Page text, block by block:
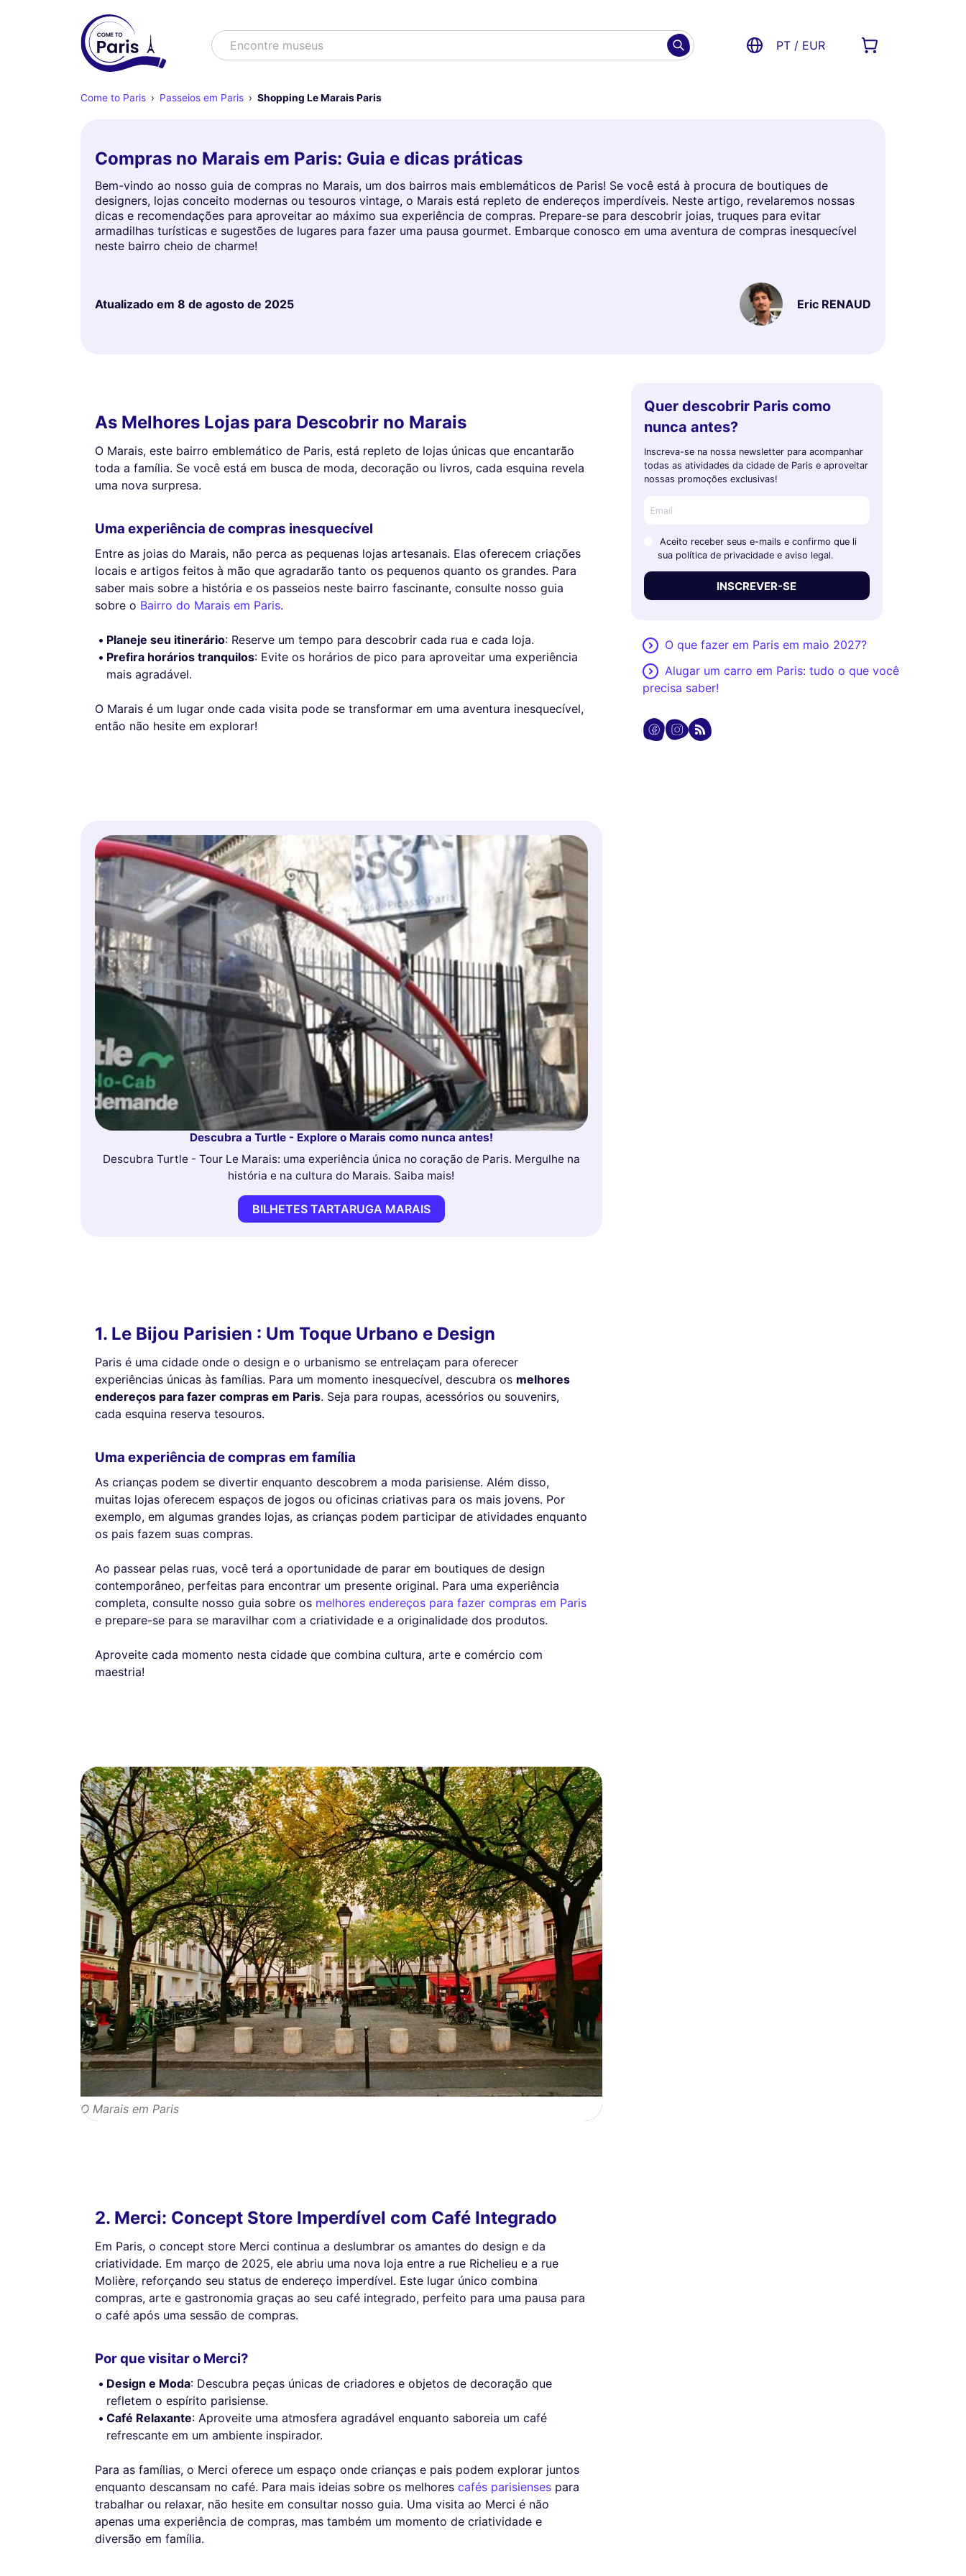
BuscarEncontre museus PT / EUR
Come to Paris Passeios em Paris Shopping Le Marais Paris
Compras no Marais em Paris: Guia e dicas práticas
Bem-vindo ao nosso guia de compras no Marais, um dos bairros mais emblemáticos de Paris! Se você está à procura de boutiques de
designers, lojas conceito modernas ou tesouros vintage, o Marais está repleto de endereços imperdíveis. Neste artigo, revelaremos nossas
dicas e recomendações para aproveitar ao máximo sua experiência de compras. Prepare-se para descobrir joias, truques para evitar
armadilhas turísticas e sugestões de lugares para fazer uma pausa gourmet. Embarque conosco em uma aventura de compras inesquecível
neste bairro cheio de charme!
Atualizado em 8 de agosto de 2025 Eric RENAUD
As Melhores Lojas para Descobrir no Marais
O Marais, este bairro emblemático de Paris, está repleto de lojas únicas que encantarão
toda a família. Se você está em busca de moda, decoração ou livros, cada esquina revela
uma nova surpresa.
Uma experiência de compras inesquecível
Entre as joias do Marais, não perca as pequenas lojas artesanais. Elas oferecem criações
locais e artigos feitos à mão que agradarão tanto os pequenos quanto os grandes. Para
saber mais sobre a história e os passeios neste bairro fascinante, consulte nosso guia
sobre o Bairro do Marais em Paris.
Planeje seu itinerário: Reserve um tempo para descobrir cada rua e cada loja.
Prefira horários tranquilos: Evite os horários de pico para aproveitar uma experiência
mais agradável.
O Marais é um lugar onde cada visita pode se transformar em uma aventura inesquecível,
então não hesite em explorar!
Descubra a Turtle - Explore o Marais como nunca antes!
Descubra Turtle - Tour Le Marais: uma experiência única no coração de Paris. Mergulhe na
história e na cultura do Marais. Saiba mais!
BILHETES TARTARUGA MARAIS
1. Le Bijou Parisien : Um Toque Urbano e Design
Paris é uma cidade onde o design e o urbanismo se entrelaçam para oferecer
experiências únicas às famílias. Para um momento inesquecível, descubra os melhores
endereços para fazer compras em Paris. Seja para roupas, acessórios ou souvenirs,
cada esquina reserva tesouros.
Uma experiência de compras em família
As crianças podem se divertir enquanto descobrem a moda parisiense. Além disso,
muitas lojas oferecem espaços de jogos ou oficinas criativas para os mais jovens. Por
exemplo, em algumas grandes lojas, as crianças podem participar de atividades enquanto
os pais fazem suas compras.
Ao passear pelas ruas, você terá a oportunidade de parar em boutiques de design
contemporâneo, perfeitas para encontrar um presente original. Para uma experiência
completa, consulte nosso guia sobre os melhores endereços para fazer compras em Paris
e prepare-se para se maravilhar com a criatividade e a originalidade dos produtos.
Aproveite cada momento nesta cidade que combina cultura, arte e comércio com
maestria!
O Marais em Paris
2. Merci: Concept Store Imperdível com Café Integrado
Em Paris, o concept store Merci continua a deslumbrar os amantes do design e da
criatividade. Em março de 2025, ele abriu uma nova loja entre a rue Richelieu e a rue
Molière, reforçando seu status de endereço imperdível. Este lugar único combina
compras, arte e gastronomia graças ao seu café integrado, perfeito para uma pausa para
o café após uma sessão de compras.
Por que visitar o Merci?
Design e Moda: Descubra peças únicas de criadores e objetos de decoração que
refletem o espírito parisiense.
Café Relaxante: Aproveite uma atmosfera agradável enquanto saboreia um café
refrescante em um ambiente inspirador.
Para as famílias, o Merci oferece um espaço onde crianças e pais podem explorar juntos
enquanto descansam no café. Para mais ideias sobre os melhores cafés parisienses para
trabalhar ou relaxar, não hesite em consultar nosso guia. Uma visita ao Merci é não
apenas uma experiência de compras, mas também um momento de criatividade e
diversão em família.
Quer descobrir Paris como
nunca antes?
Inscreva-se na nossa newsletter para acompanhar
todas as atividades da cidade de Paris e aproveitar
nossas promoções exclusivas!
Aceito receber seus e-mails e confirmo que li
sua política de privacidade e aviso legal.
INSCREVER-SE
O que fazer em Paris em maio 2027?
Alugar um carro em Paris: tudo o que você
precisa saber!